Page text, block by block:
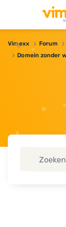
Vimexx Forum
Domein zonder